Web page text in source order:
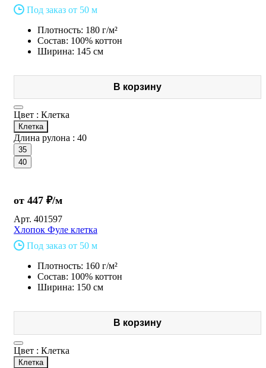
Под заказ от 50 м
Плотность: 180 г/м²
Состав: 100% коттон
Ширина: 145 см
В корзину
Цвет : Клетка
Клетка
Длина рулона : 40
35
40
от 447 ₽/м
Арт. 401597
Хлопок Фуле клетка
Под заказ от 50 м
Плотность: 160 г/м²
Состав: 100% коттон
Ширина: 150 см
В корзину
Цвет : Клетка
Клетка